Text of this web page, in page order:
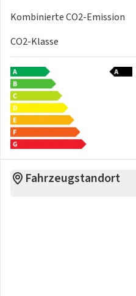
Berganfahrassistent (HAC)
Elektrische Parkbremse (EPB)
Elektronische Wegfahrsperre
Fahrdynamisches
Gepäcknetz
ICCB-Ladekabel
ISOFIX-Kindersitzbefestigung
Sitzplätzen inkl. Top-Tether-
Notrufsystem (eCall)
Kombinierte CO2-Emission
CO2-Klasse
Fahrzeugstandort